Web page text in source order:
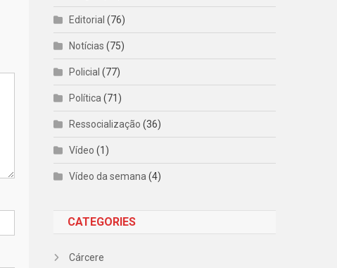
Editorial (76)
Notícias (75)
Policial (77)
Política (71)
Ressocialização (36)
Vídeo (1)
Vídeo da semana (4)
CATEGORIES
Cárcere